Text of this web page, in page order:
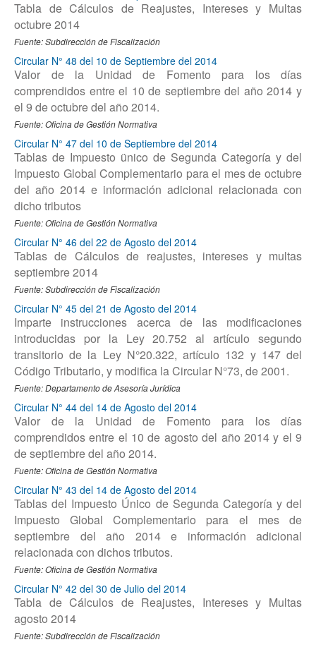
Tabla de Cálculos de Reajustes, Intereses y Multas
octubre 2014
Fuente: Subdirección de Fiscalización
Circular N° 48 del 10 de Septiembre del 2014
Valor de la Unidad de Fomento para los días
comprendidos entre el 10 de septiembre del año 2014 y
el 9 de octubre del año 2014.
Fuente: Oficina de Gestión Normativa
Circular N° 47 del 10 de Septiembre del 2014
Tablas de Impuesto ünico de Segunda Categoría y del
Impuesto Global Complementario para el mes de octubre
del año 2014 e información adicional relacionada con
dicho tributos
Fuente: Oficina de Gestión Normativa
Circular N° 46 del 22 de Agosto del 2014
Tablas de Cálculos de reajustes, intereses y multas
septiembre 2014
Fuente: Subdirección de Fiscalización
Circular N° 45 del 21 de Agosto del 2014
Imparte instrucciones acerca de las modificaciones
introducidas por la Ley 20.752 al artículo segundo
transitorio de la Ley N°20.322, artículo 132 y 147 del
Código Tributario, y modifica la Circular N°73, de 2001.
Fuente: Departamento de Asesoría Jurídica
Circular N° 44 del 14 de Agosto del 2014
Valor de la Unidad de Fomento para los días
comprendidos entre el 10 de agosto del año 2014 y el 9
de septiembre del año 2014.
Fuente: Oficina de Gestión Normativa
Circular N° 43 del 14 de Agosto del 2014
Tablas del Impuesto Único de Segunda Categoría y del
Impuesto Global Complementario para el mes de
septiembre del año 2014 e información adicional
relacionada con dichos tributos.
Fuente: Oficina de Gestión Normativa
Circular N° 42 del 30 de Julio del 2014
Tabla de Cálculos de Reajustes, Intereses y Multas
agosto 2014
Fuente: Subdirección de Fiscalización